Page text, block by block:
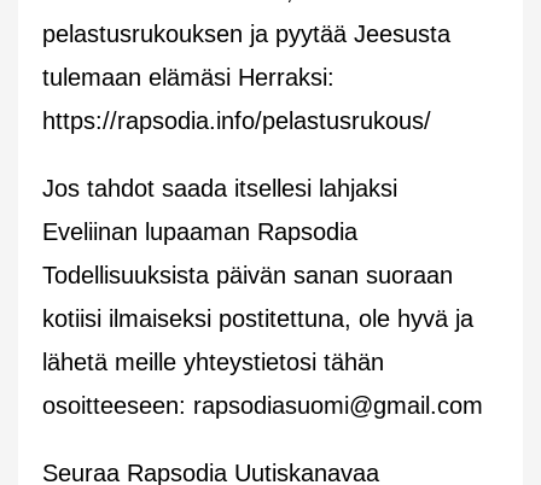
pelastusrukouksen ja pyytää Jeesusta
tulemaan elämäsi Herraksi:
https://rapsodia.info/pelastusrukous/
Jos tahdot saada itsellesi lahjaksi
Eveliinan lupaaman Rapsodia
Todellisuuksista päivän sanan suoraan
kotiisi ilmaiseksi postitettuna, ole hyvä ja
lähetä meille yhteystietosi tähän
osoitteeseen: rapsodiasuomi@gmail.com
Seuraa Rapsodia Uutiskanavaa